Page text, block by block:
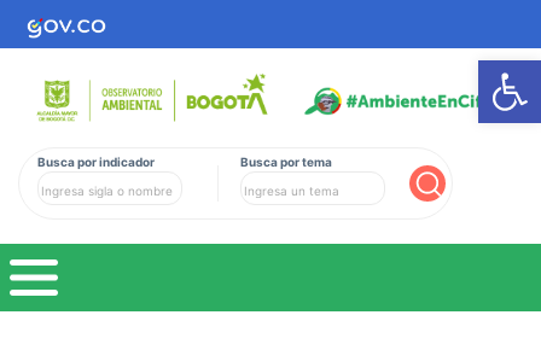
Busca por indicador Busca por tema